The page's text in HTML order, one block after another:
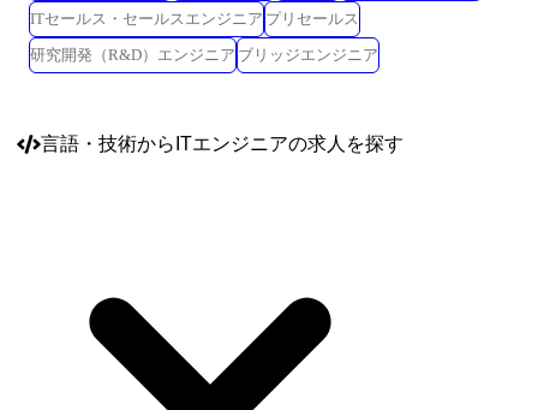
ITセールス・セールスエンジニア プリセールス
研究開発（R&D）エンジニア ブリッジエンジニア
言語・技術からITエンジニアの求人を探す